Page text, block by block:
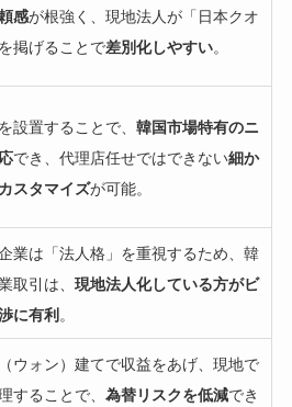
感が根強く、現地法人が「日本クオ
掲げることで差別化しやすい。
設置することで、 韓国市場特有のニ
でき、代理店任せではできない細か
スタマイズが可能。
業は「法人格」を重視するため、韓
取引は、 現地法人化している方がビ
に有利 。
ウォン）建てで収益をあげ、現地で
することで、 為替リスクを低減でき